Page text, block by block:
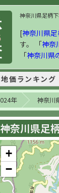
神奈川県足柄
[神奈川県
す。 「神奈
「神奈川県
地価ランキング
年 神奈川
神奈川県足
+
−